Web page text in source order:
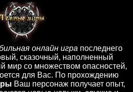
онлайн игра последнего
сказочный, наполненный
мир со множеством опасностей,
для Вас. По прохождению
Ваш персонаж получает опыт,